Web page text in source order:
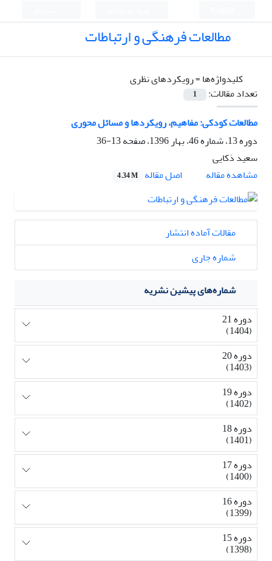
مطالعات فرهنگی و ارتباطات
کلیدواژه‌ها =رویکردهای نظری
تعداد مقالات:
1
مطالعات کودکی: مفاهیم، رویکردها و مسائل محوری
دوره 13، شماره 46، بهار 1396، صفحه
13-36
سعید ذکایی
مشاهده مقاله
اصل مقاله 4.34 M
مقالات آماده انتشار
شماره جاری
شماره‌های پیشین نشریه
دوره 21
(1404)
دوره 20
(1403)
دوره 19
(1402)
دوره 18
(1401)
دوره 17
(1400)
دوره 16
(1399)
دوره 15
(1398)